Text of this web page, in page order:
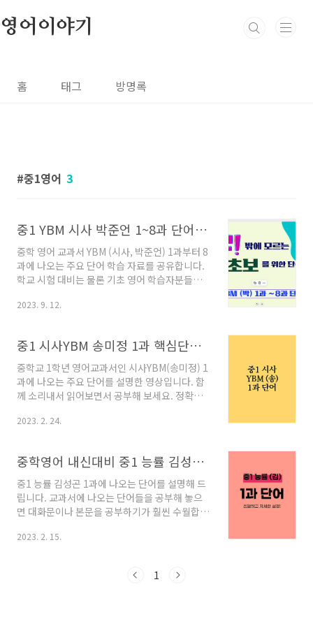
영어이야기
홈 태그 방명록
중1영어 3
중1 YBM 시사 박준언 1~8과 단어 총정리
중학 영어 교과서 YBM (시사, 박준언) 1과부터 8
과에 나오는 주요 단어 학습 자료를 공유합니다.
학교 시험 대비는 물론 기초 영어 학습자분들에
하기 교과서에 실린 단어를 원어민이 3회씩 반복
이 단어를 읽어주고 이미지와 예문이 첨가된 단
어학습 단어 자료 다운로드하기 아래 첨부 파일
에는 영상에 소개된 모든 단어가 포함되어 있습
니다.
2023. 9. 12.
중1 시사YBM 송미정 1과 핵심단어 설명
중학교 1학년 영어교과서인 시사YBM(송미정) 1
과에 나오는 주요 단어를 설명한 영상입니다. 함
께 소리내서 읽어보면서 공부해 보세요. 정확한
중1 시사 송미정 1과 단어설명 영상보기 중1 시
쁜, 즐거운 happy a. 만족하는, 행복한
headache n. 두통 pretty adv. 꽤, 아주 first
a. 처음의 library n. 도서관 introduce v. 소개
하다 everyone n. 모든 사람 birthday n. 생일
turn n. 차례 fantastic a. 환상적인 class n. 수
업 nickname n. 별명 ourselves n..
2023. 2. 24.
중학영어 내신대비 중1 능률 김성곤 1과 단어 설명 및 자료 받기
중1 능률 김성곤 1과에 나오는 단어를 설명해 드
립니다. 교과서에 나오는 단어들을 공부해 놓으
면 대화문이나 본문을 공부하기가 훨씬 수월합니
기 바랍니다. 소리 내기 어려운 곳에서 공부하고
1 능률 김성곤 1과 단어 설명 영상 중1 능률 김성
2023. 2. 15.
1